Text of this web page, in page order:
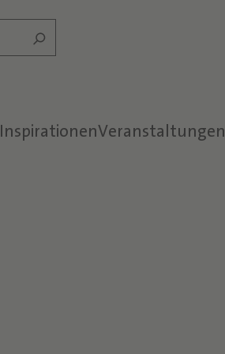
InspirationenVeranstaltungen